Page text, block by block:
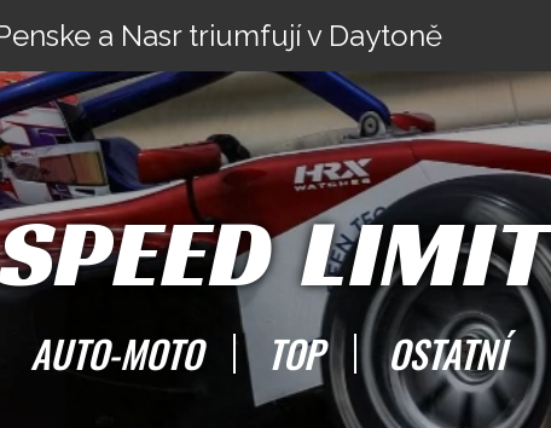
a Nasr triumfují v Daytoně
LIMIT
AUTO-MOTO TOP OSTATNÍ